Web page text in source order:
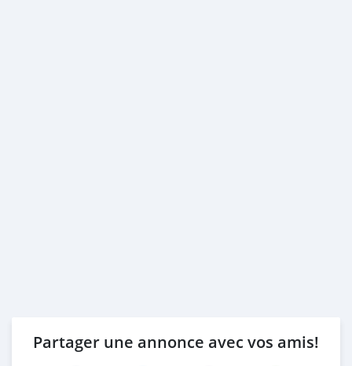
Partager une annonce avec vos amis!